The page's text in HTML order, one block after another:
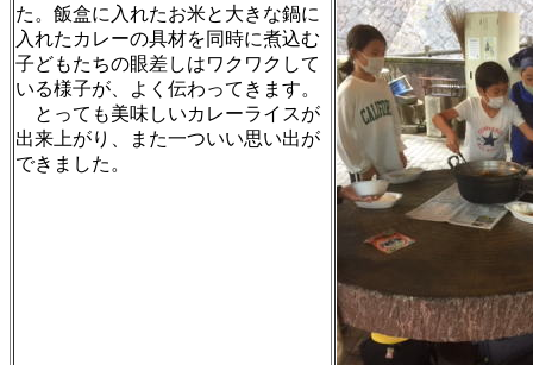
た。飯盒に入れたお米と大きな鍋に
入れたカレーの具材を同時に煮込む
子どもたちの眼差しはワクワクして
いる様子が、よく伝わってきます。
とっても美味しいカレーライスが
出来上がり、また一ついい思い出が
できました。